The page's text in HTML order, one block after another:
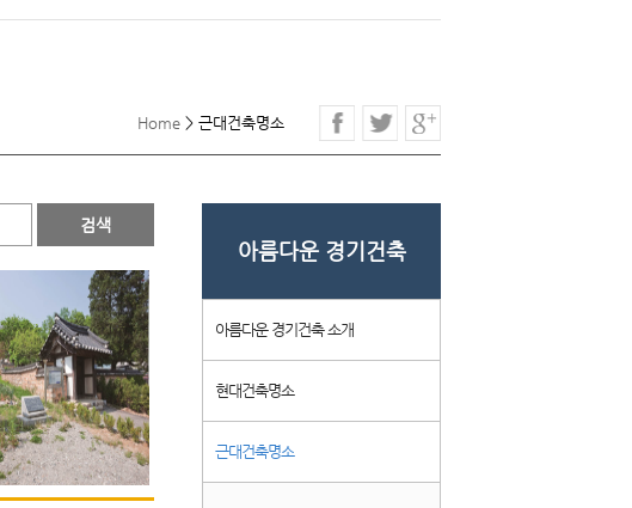
Home > 근대건축명소
아름다운 경기건축
아름다운 경기건축 소개
현대건축명소
근대건축명소